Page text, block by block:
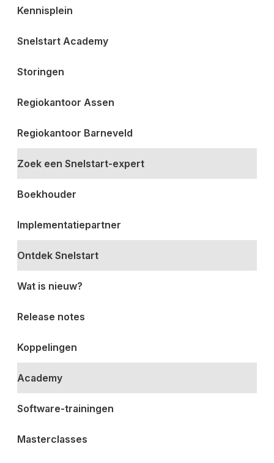
Kennisplein
Snelstart Academy
Storingen
Regiokantoor Assen
Regiokantoor Barneveld
Zoek een Snelstart-expert
Boekhouder
Implementatiepartner
Ontdek Snelstart
Wat is nieuw?
Release notes
Koppelingen
Academy
Software-trainingen
Masterclasses